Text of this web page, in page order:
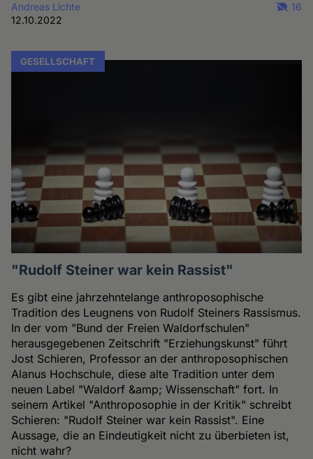
Andreas Lichte
12.10.2022
16
GESELLSCHAFT
"Rudolf Steiner war kein Rassist"
Es gibt eine jahrzehntelange anthroposophische
Tradition des Leugnens von Rudolf Steiners Rassismus.
In der vom "Bund der Freien Waldorfschulen"
herausgegebenen Zeitschrift "Erziehungskunst" führt
Jost Schieren, Professor an der anthroposophischen
Alanus Hochschule, diese alte Tradition unter dem
neuen Label "Waldorf &amp; Wissenschaft" fort. In
seinem Artikel "Anthroposophie in der Kritik" schreibt
Schieren: "Rudolf Steiner war kein Rassist". Eine
Aussage, die an Eindeutigkeit nicht zu überbieten ist,
nicht wahr?